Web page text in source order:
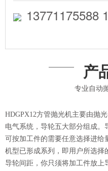
13771175588
产
专业自动
HDGPX12方管抛光机主要由抛
电气系统，导轮五大部分组成。
可按加工件的需要任意选择进给
机型已形成系列，即用户所选择
导轮间距，你只须将加工件放上